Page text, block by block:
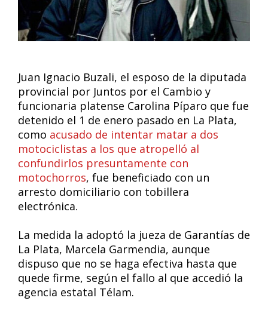
Juan Ignacio Buzali, el esposo de la diputada
provincial por Juntos por el Cambio y
funcionaria platense Carolina Píparo que fue
detenido el 1 de enero pasado en La Plata,
como acusado de intentar matar a dos
motociclistas a los que atropelló al
confundirlos presuntamente con
motochorros, fue beneficiado con un
arresto domiciliario con tobillera
electrónica.
La medida la adoptó la jueza de Garantías de
La Plata, Marcela Garmendia, aunque
dispuso que no se haga efectiva hasta que
quede firme, según el fallo al que accedió la
agencia estatal Télam.